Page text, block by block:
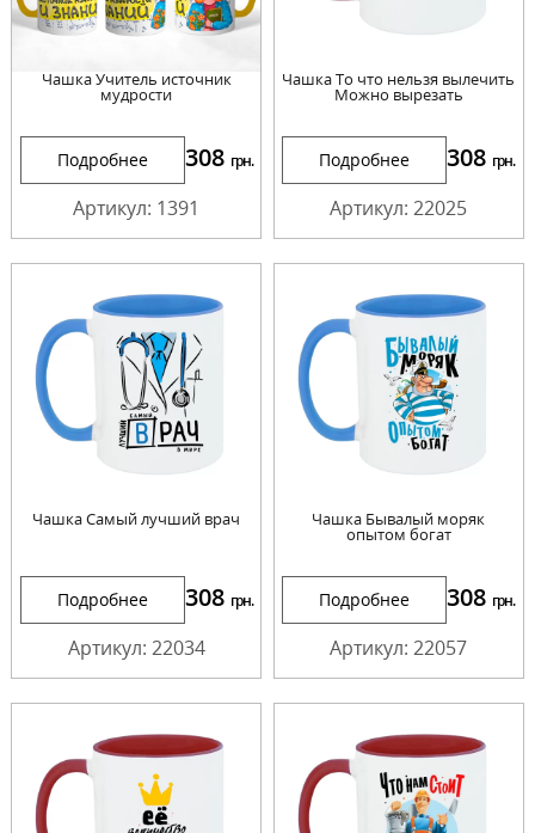
Чашка Учитель источник
мудрости
Подробнее 308 грн.
Артикул: 1391
Чашка То что нельзя вылечить
Можно вырезать
Подробнее 308 грн.
Артикул: 22025
Чашка Самый лучший врач
Подробнее 308 грн.
Артикул: 22034
Чашка Бывалый моряк
опытом богат
Подробнее 308 грн.
Артикул: 22057